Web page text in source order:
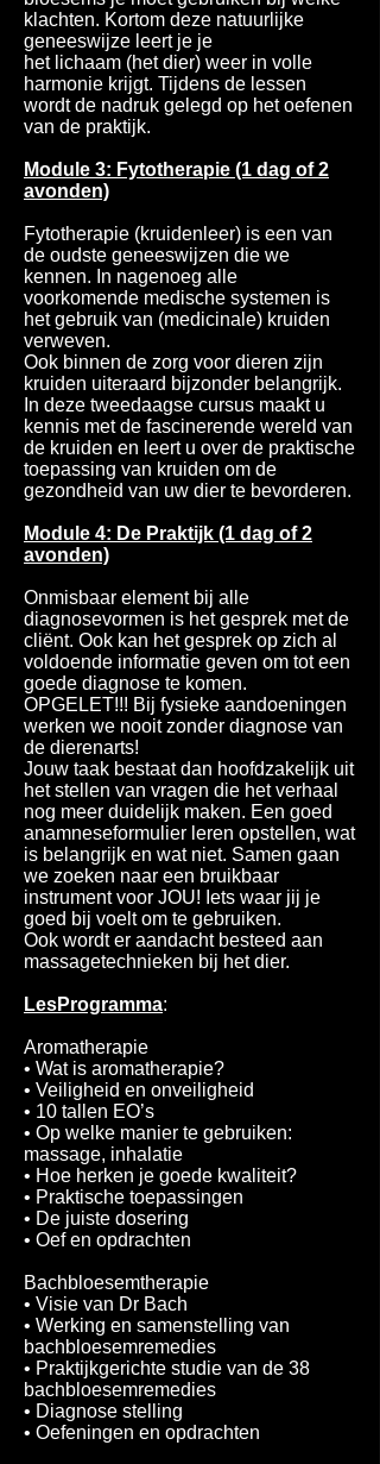
klachten. Kortom deze natuurlijke
geneeswijze leert je je
het lichaam (het dier) weer in volle
harmonie krijgt. Tijdens de lessen
wordt de nadruk gelegd op het oefenen
van de praktijk.
Module 3: Fytotherapie (1 dag of 2
avonden)
Fytotherapie (kruidenleer) is een van
de oudste geneeswijzen die we
kennen. In nagenoeg alle
voorkomende medische systemen is
het gebruik van (medicinale) kruiden
verweven.
Ook binnen de zorg voor dieren zijn
kruiden uiteraard bijzonder belangrijk.
In deze tweedaagse cursus maakt u
kennis met de fascinerende wereld van
de kruiden en leert u over de praktische
toepassing van kruiden om de
gezondheid van uw dier te bevorderen.
Module 4: De Praktijk (1 dag of 2
avonden)
Onmisbaar element bij alle
diagnosevormen is het gesprek met de
cliënt. Ook kan het gesprek op zich al
voldoende informatie geven om tot een
goede diagnose te komen.
OPGELET!!! Bij fysieke aandoeningen
werken we nooit zonder diagnose van
de dierenarts!
Jouw taak bestaat dan hoofdzakelijk uit
het stellen van vragen die het verhaal
nog meer duidelijk maken. Een goed
anamneseformulier leren opstellen, wat
is belangrijk en wat niet. Samen gaan
we zoeken naar een bruikbaar
instrument voor JOU! Iets waar jij je
goed bij voelt om te gebruiken.
Ook wordt er aandacht besteed aan
massagetechnieken bij het dier.
LesProgramma:
Aromatherapie
• Wat is aromatherapie?
• Veiligheid en onveiligheid
• 10 tallen EO’s
• Op welke manier te gebruiken:
massage, inhalatie
• Hoe herken je goede kwaliteit?
• Praktische toepassingen
• De juiste dosering
• Oef en opdrachten
Bachbloesemtherapie
• Visie van Dr Bach
• Werking en samenstelling van
bachbloesemremedies
• Praktijkgerichte studie van de 38
bachbloesemremedies
• Diagnose stelling
• Oefeningen en opdrachten